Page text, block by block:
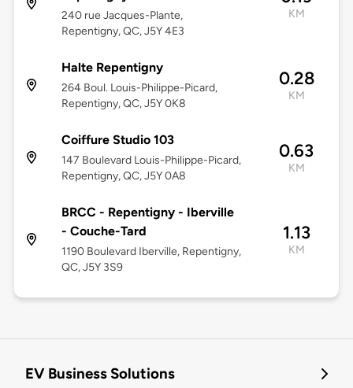
240 rue Jacques-Plante,
Repentigny, QC, J5Y 4E3
KM
Halte Repentigny
264 Boul. Louis-Philippe-Picard,
Repentigny, QC, J5Y 0K8
0.28
KM
Coiffure Studio 103
147 Boulevard Louis-Philippe-Picard,
Repentigny, QC, J5Y 0A8
0.63
KM
BRCC - Repentigny - Iberville
- Couche-Tard
1190 Boulevard Iberville, Repentigny,
QC, J5Y 3S9
1.13
KM
EV Business Solutions